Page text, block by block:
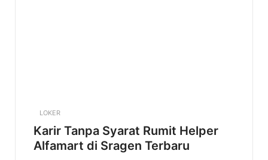
LOKER
Karir Tanpa Syarat Rumit Helper
Alfamart di Sragen Terbaru